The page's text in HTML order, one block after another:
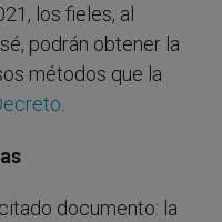
los fieles, al
podrán obtener la
métodos que la
.
documento: la